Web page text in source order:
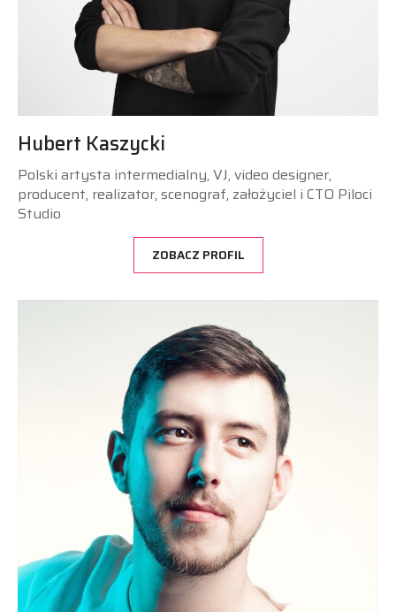
Hubert Kaszycki
Polski artysta intermedialny, VJ, video designer,
producent, realizator, scenograf, założyciel i CTO Piloci
Studio
ZOBACZ PROFIL